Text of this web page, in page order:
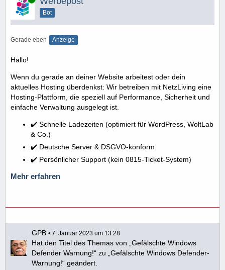
Bot
Gerade eben Anzeige
Hallo!
Wenn du gerade an deiner Website arbeitest oder dein
aktuelles Hosting überdenkst: Wir betreiben mit NetzLiving eine
Hosting-Plattform, die speziell auf Performance, Sicherheit und
einfache Verwaltung ausgelegt ist.
✔️ Schnelle Ladezeiten (optimiert für WordPress, WoltLab
& Co.)
✔️ Deutsche Server & DSGVO-konform
✔️ Persönlicher Support (kein 0815-Ticket-System)
Mehr erfahren
GPB 7. Januar 2023 um 13:28
Hat den Titel des Themas von „Gefälschte Windows
Defender Warnung!“ zu „Gefälschte Windows Defender-
Warnung!“ geändert.